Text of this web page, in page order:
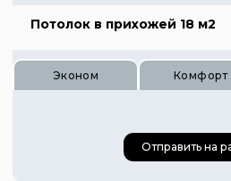
Потолок в прихожей 18 м2
Эконом Комфорт
Цена 630 руб. Отправить на